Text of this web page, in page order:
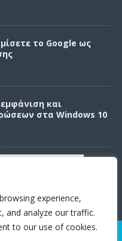
experience,
and analyze our traffic.
to our use of cookies.
το Google ως
και
στα Windows 10
10